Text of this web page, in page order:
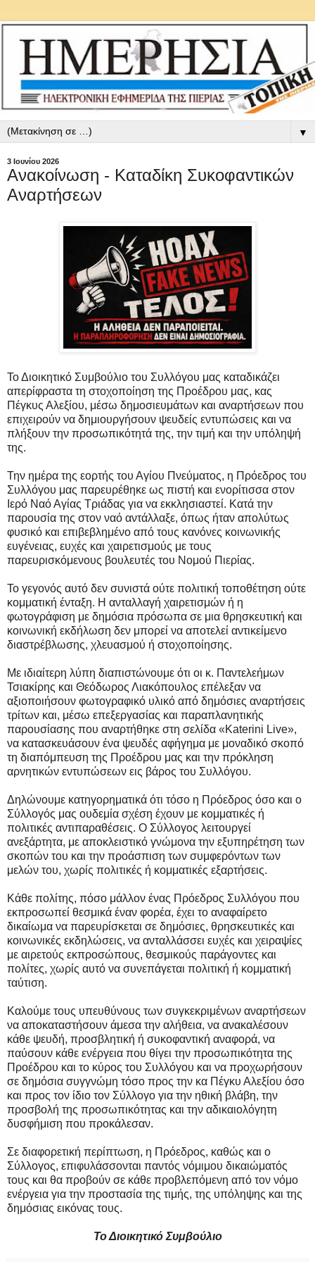
▼
3 Ιουνίου 2026
Ανακοίνωση - Καταδίκη Συκοφαντικών
Αναρτήσεων
Το Διοικητικό Συμβούλιο του Συλλόγου μας καταδικάζει
απερίφραστα τη στοχοποίηση της Προέδρου μας, κας
Πέγκυς Αλεξίου, μέσω δημοσιευμάτων και αναρτήσεων που
επιχειρούν να δημιουργήσουν ψευδείς εντυπώσεις και να
πλήξουν την προσωπικότητά της, την τιμή και την υπόληψή
της.
Την ημέρα της εορτής του Αγίου Πνεύματος, η Πρόεδρος του
Συλλόγου μας παρευρέθηκε ως πιστή και ενορίτισσα στον
Ιερό Ναό Αγίας Τριάδας για να εκκλησιαστεί. Κατά την
παρουσία της στον ναό αντάλλαξε, όπως ήταν απολύτως
φυσικό και επιβεβλημένο από τους κανόνες κοινωνικής
ευγένειας, ευχές και χαιρετισμούς με τους
παρευρισκόμενους βουλευτές του Νομού Πιερίας.
Το γεγονός αυτό δεν συνιστά ούτε πολιτική τοποθέτηση ούτε
κομματική ένταξη. Η ανταλλαγή χαιρετισμών ή η
φωτογράφιση με δημόσια πρόσωπα σε μια θρησκευτική και
κοινωνική εκδήλωση δεν μπορεί να αποτελεί αντικείμενο
διαστρέβλωσης, χλευασμού ή στοχοποίησης.
Με ιδιαίτερη λύπη διαπιστώνουμε ότι οι κ. Παντελεήμων
Τσιακίρης και Θεόδωρος Λιακόπουλος επέλεξαν να
αξιοποιήσουν φωτογραφικό υλικό από δημόσιες αναρτήσεις
τρίτων και, μέσω επεξεργασίας και παραπλανητικής
παρουσίασης που αναρτήθηκε στη σελίδα «Katerini Live»,
να κατασκευάσουν ένα ψευδές αφήγημα με μοναδικό σκοπό
τη διαπόμπευση της Προέδρου μας και την πρόκληση
αρνητικών εντυπώσεων εις βάρος του Συλλόγου.
Δηλώνουμε κατηγορηματικά ότι τόσο η Πρόεδρος όσο και ο
Σύλλογός μας ουδεμία σχέση έχουν με κομματικές ή
πολιτικές αντιπαραθέσεις. Ο Σύλλογος λειτουργεί
ανεξάρτητα, με αποκλειστικό γνώμονα την εξυπηρέτηση των
σκοπών του και την προάσπιση των συμφερόντων των
μελών του, χωρίς πολιτικές ή κομματικές εξαρτήσεις.
Κάθε πολίτης, πόσο μάλλον ένας Πρόεδρος Συλλόγου που
εκπροσωπεί θεσμικά έναν φορέα, έχει το αναφαίρετο
δικαίωμα να παρευρίσκεται σε δημόσιες, θρησκευτικές και
κοινωνικές εκδηλώσεις, να ανταλλάσσει ευχές και χειραψίες
με αιρετούς εκπροσώπους, θεσμικούς παράγοντες και
πολίτες, χωρίς αυτό να συνεπάγεται πολιτική ή κομματική
ταύτιση.
Καλούμε τους υπευθύνους των συγκεκριμένων αναρτήσεων
να αποκαταστήσουν άμεσα την αλήθεια, να ανακαλέσουν
κάθε ψευδή, προσβλητική ή συκοφαντική αναφορά, να
παύσουν κάθε ενέργεια που θίγει την προσωπικότητα της
Προέδρου και το κύρος του Συλλόγου και να προχωρήσουν
σε δημόσια συγγνώμη τόσο προς την κα Πέγκυ Αλεξίου όσο
και προς τον ίδιο τον Σύλλογο για την ηθική βλάβη, την
προσβολή της προσωπικότητας και την αδικαιολόγητη
δυσφήμιση που προκάλεσαν.
Σε διαφορετική περίπτωση, η Πρόεδρος, καθώς και ο
Σύλλογος, επιφυλάσσονται παντός νόμιμου δικαιώματός
τους και θα προβούν σε κάθε προβλεπόμενη από τον νόμο
ενέργεια για την προστασία της τιμής, της υπόληψης και της
δημόσιας εικόνας τους.
Το Διοικητικό Συμβούλιο